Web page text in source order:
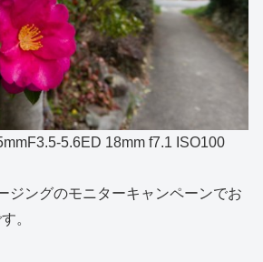
5.6ED 18mm f7.1 ISO100
ジングのモニターキャンペーンでお
。